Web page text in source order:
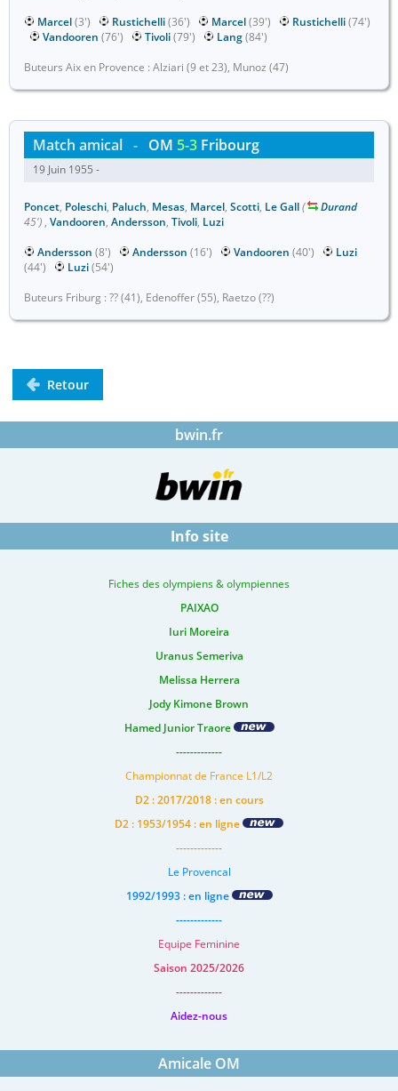
Marcel(3') Rustichelli(36') Marcel(39') Rustichelli(74')
Vandooren (76') Tivoli(79') Lang(84')
Buteurs Aix en Provence : Alziari (9 et 23), Munoz (47)
Match amical - OM 5-3 Fribourg
19 Juin 1955 -
Poncet, Poleschi, Paluch, Mesas, Marcel, Scotti, Le Gall(
Durand
45') , Vandooren, Andersson, Tivoli, Luzi
Andersson (8') Andersson (16') Vandooren (40')
Luzi
(44')
Luzi(54')
Buteurs Friburg : ?? (41), Edenoffer (55), Raetzo (??)
Retour
bwin.fr
Info site
Fiches des olympiens & olympiennes
PAIXAO
Iuri Moreira
Uranus Semeriva
Melissa Herrera
Jody Kimone Brown
Hamed Junior Traore
-------------
Championnat de France L1/L2
D2 : 2017/2018 : en cours
D2 : 1953/1954 : en ligne
-------------
Le Provencal
1992/1993 : en ligne
-------------
Equipe Feminine
Saison 2025/2026
-------------
Aidez-nous
Amicale OM